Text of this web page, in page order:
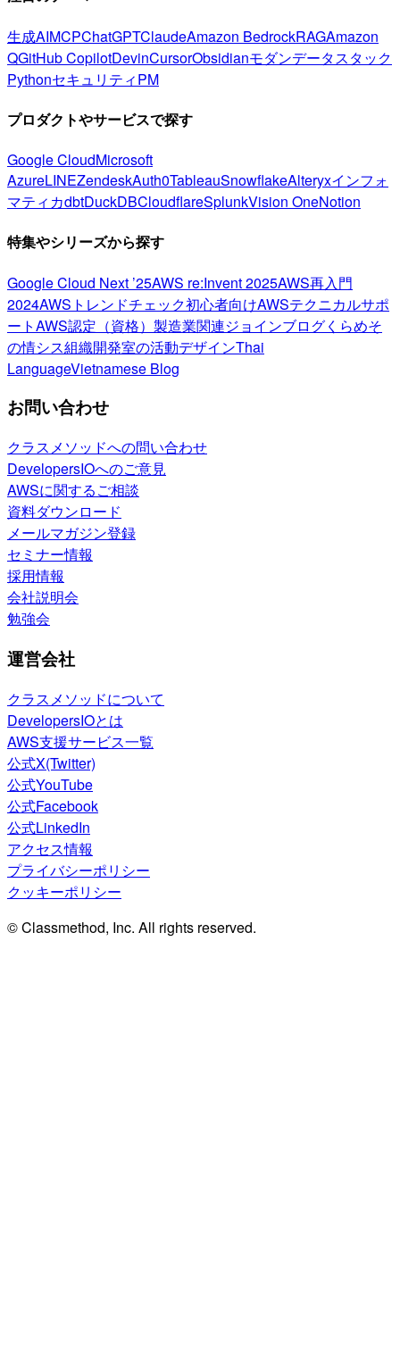
生成AIMCPChatGPTClaudeAmazon BedrockRAGAmazon
QGitHub CopilotDevinCursorObsidianモダンデータスタック
PythonセキュリティPM
プロダクトやサービスで探す
Google CloudMicrosoft
AzureLINEZendeskAuth0TableauSnowflakeAlteryxインフォ
マティカdbtDuckDBCloudflareSplunkVision OneNotion
特集やシリーズから探す
Google Cloud Next ’25AWS re:Invent 2025AWS再入門
2024AWSトレンドチェック初心者向けAWSテクニカルサポ
ートAWS認定（資格） 製造業関連ジョインブログくらめそ
の情シス組織開発室の活動デザインThai
LanguageVietnamese Blog
お問い合わせ
クラスメソッドへの問い合わせ
DevelopersIOへのご意見
AWSに関するご相談
資料ダウンロード
メールマガジン登録
セミナー情報
採用情報
会社説明会
勉強会
運営会社
クラスメソッドについて
DevelopersIOとは
AWS支援サービス一覧
公式X(Twitter)
公式YouTube
公式Facebook
公式LinkedIn
アクセス情報
プライバシーポリシー
クッキーポリシー
© Classmethod, Inc. All rights reserved.